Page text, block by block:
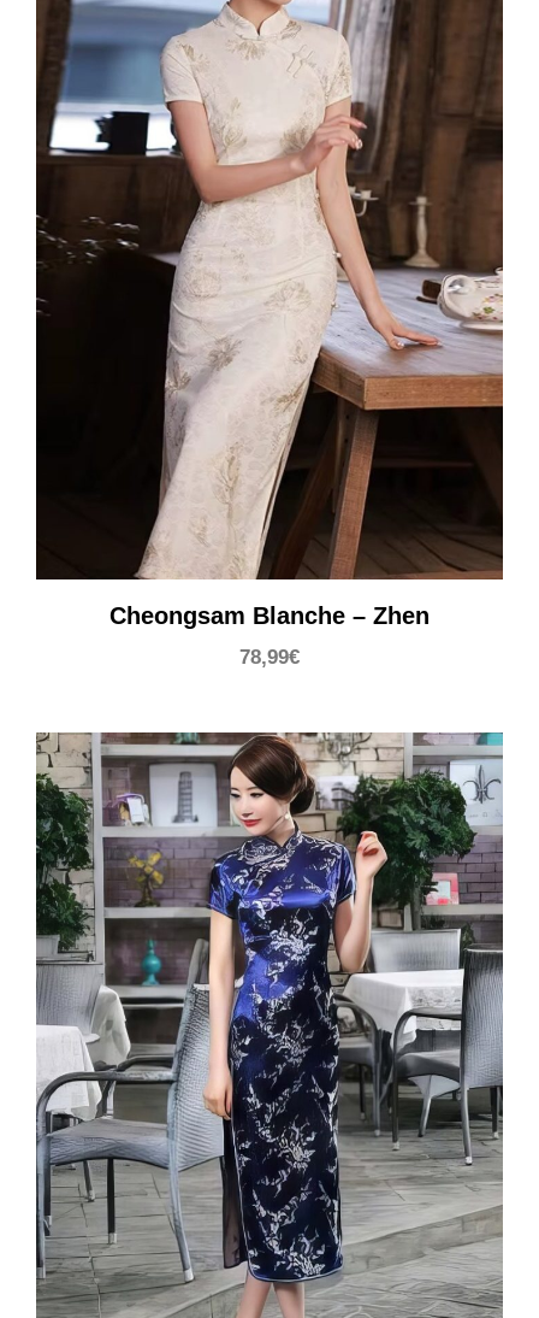
Cheongsam Blanche – Zhen
78,99€